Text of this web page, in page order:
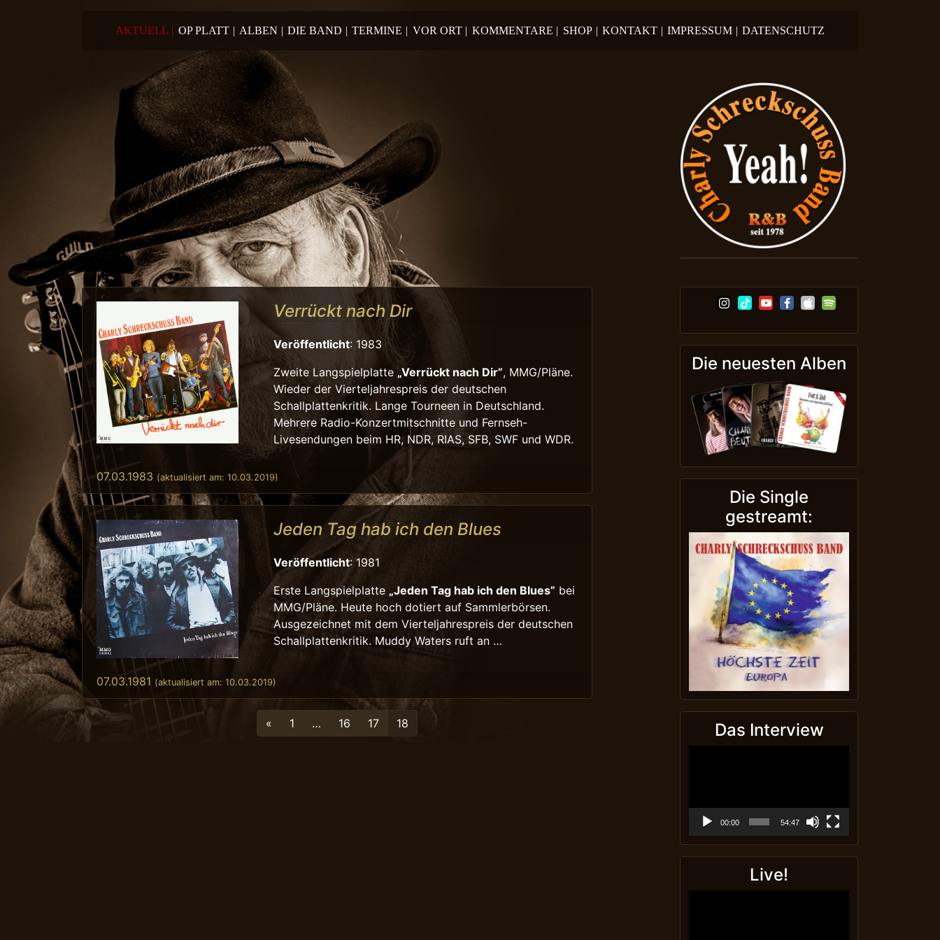
AKTUELL | OP PLATT | ALBEN | DIE BAND | TERMINE | VOR ORT | KOMMENTARE | SHOP | KONTAKT | IMPRESSUM | DATENSCHUTZ
Verrückt nach Dir
Veröffentlicht: 1983
Zweite Langspielplatte„Verrückt nach Dir”, MMG/Pläne.
Wieder der Vierteljahrespreis der deutschen
Schallplattenkritik. Lange Tourneen in Deutschland.
Mehrere Radio-Konzertmitschnitte und Fernseh-
Livesendungen beim HR, NDR, RIAS, SFB, SWF und WDR.
07.03.1983 (aktualisiert am: 10.03.2019)
Jeden Tag hab ich den Blues
Veröffentlicht: 1981
Erste Langspielplatte „Jeden Tag hab ich den Blues” bei
MMG/Pläne. Heute hoch dotiert auf Sammlerbörsen.
Ausgezeichnet mit dem Vierteljahrespreis der deutschen
Schallplattenkritik. Muddy Waters ruft an …
07.03.1981 (aktualisiert am: 10.03.2019)
« 1 … 16 17 18
Die neuesten Alben
Die Single
gestreamt:
Das Interview
00:00 54:47
Live!